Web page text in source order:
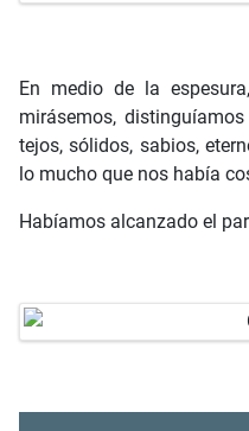
En medio de la
mirásemos,
tejos, sólidos, sabios,
lo mucho que nos había
Habíamos alcanzado el